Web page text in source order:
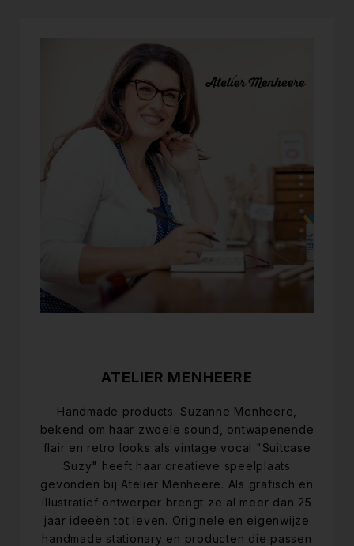
ATELIER MENHEERE
Handmade products. Suzanne Menheere,
bekend om haar zwoele sound, ontwapenende
flair en retro looks als vintage vocal "Suitcase
Suzy" heeft haar creatieve speelplaats
gevonden bij Atelier Menheere. Als grafisch en
illustratief ontwerper brengt ze al meer dan 25
jaar ideeën tot leven. Originele en eigenwijze
handmade stationary en producten die passen